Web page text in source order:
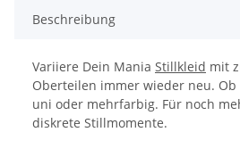
Beschreibung
Variiere Dein Mania Stillkleid mit
Oberteilen immer wieder neu.
uni oder mehrfarbig. Für noch
diskrete Stillmomente.